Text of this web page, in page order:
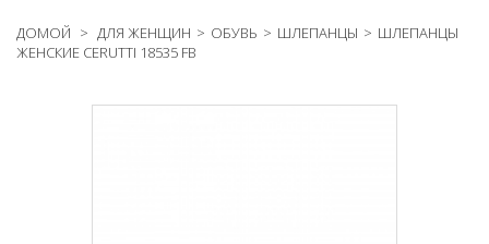
ДОМОЙ > ДЛЯ ЖЕНЩИН > ОБУВЬ > ШЛЕПАНЦЫ > ШЛЕПАНЦЫ
ЖЕНСКИЕ CERUTTI 18535 FB